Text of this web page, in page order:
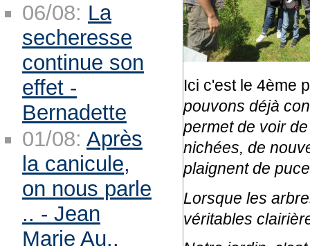
Ici c'est le 4ème
pouvons déjà
permet de voir
nichées, de
plaignent de
Lorsque les
véritables
06/08: La
secheresse
continue son
effet -
Bernadette
01/08: Après
la canicule,
on nous parle
.. - Jean
Marie Au..